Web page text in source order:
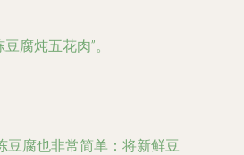
腐炖五花肉”。
豆腐也非常简单：将新鲜豆